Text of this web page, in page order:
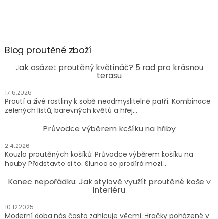
Blog proutěné zboží
Jak osázet proutěný květináč? 5 rad pro krásnou
terasu
17.6.2026
Proutí a živé rostliny k sobě neodmyslitelně patří. Kombinace
zelených listů, barevných květů a hřej...
Průvodce výběrem košíku na hřiby
2.4.2026
Kouzlo proutěných košíků: Průvodce výběrem košíku na
houby Představte si to. Slunce se prodírá mezi...
Konec nepořádku: Jak stylově využít proutěné koše v
interiéru
10.12.2025
Moderní doba nás často zahlcuje věcmi. Hračky poházené v